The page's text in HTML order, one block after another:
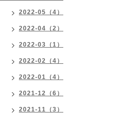
2022-05（4）
2022-04（2）
2022-03（1）
2022-02（4）
2022-01（4）
2021-12（6）
2021-11（3）